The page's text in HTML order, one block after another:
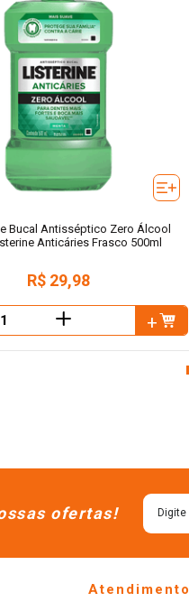
Bucal Antisséptico Zero Álcool
Anticáries Frasco 500ml
R$ 29,98
＋
ofertas!
Atendimento